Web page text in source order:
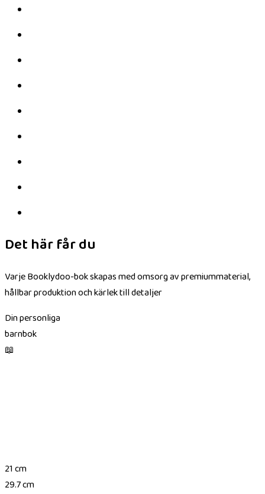
Det här får du
Varje Booklydoo-bok skapas med omsorg av premiummaterial,
hållbar produktion och kärlek till detaljer
Din personliga
barnbok
📖
21 cm
29.7 cm